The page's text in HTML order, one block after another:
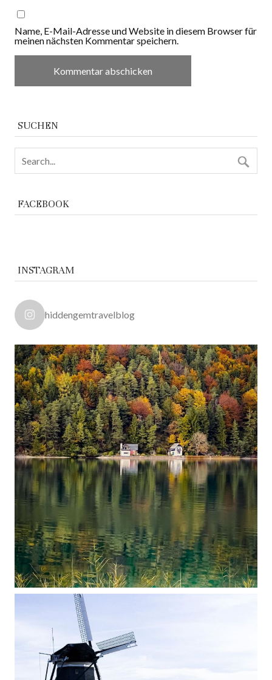
Name, E-Mail-Adresse und Website in diesem Browser für
meinen nächsten Kommentar speichern.
SUCHEN
FACEBOOK
INSTAGRAM
hiddengemtravelblog